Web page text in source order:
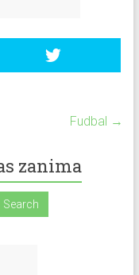
Fudbal →
zanima